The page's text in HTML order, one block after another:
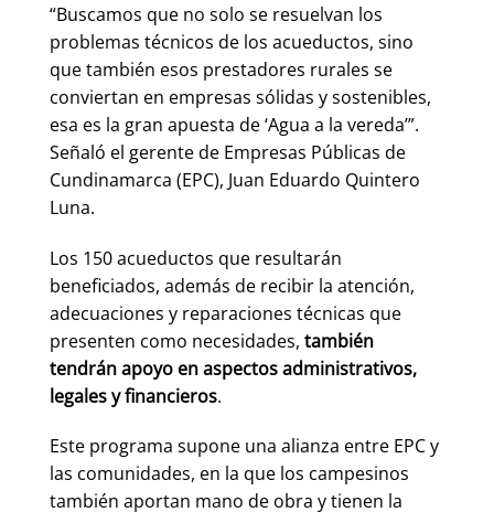
“Buscamos que no solo se resuelvan los
problemas técnicos de los acueductos, sino
que también esos prestadores rurales se
conviertan en empresas sólidas y sostenibles,
esa es la gran apuesta de ‘Agua a la vereda’”.
Señaló el gerente de Empresas Públicas de
Cundinamarca (EPC), Juan Eduardo Quintero
Luna.
Los 150 acueductos que resultarán
beneficiados, además de recibir la atención,
adecuaciones y reparaciones técnicas que
presenten como necesidades, también
tendrán apoyo en aspectos administrativos,
legales y financieros.
Este programa supone una alianza entre EPC y
las comunidades, en la que los campesinos
también aportan mano de obra y tienen la